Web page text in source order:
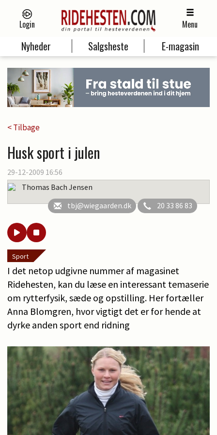
Login Menu
Nyheder Salgsheste E-magasin
< Tilbage
Husk sport i julen
29-12-2009 16:56
Thomas Bach Jensen
tbj@wiegaarden.dk
20 33 86 83
Sport
I det netop udgivne nummer af magasinet
Ridehesten, kan du læse en interessant temaserie
om rytterfysik, sæde og opstilling. Her fortæller
Anna Blomgren, hvor vigtigt det er for hende at
dyrke anden sport end ridning